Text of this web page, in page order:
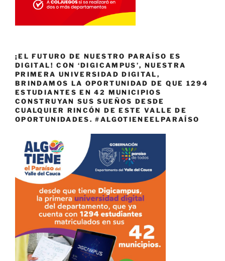
¡EL FUTURO DE NUESTRO PARAÍSO ES
DIGITAL! CON ‘DIGICAMPUS’, NUESTRA
PRIMERA UNIVERSIDAD DIGITAL,
BRINDAMOS LA OPORTUNIDAD DE QUE 1294
ESTUDIANTES EN 42 MUNICIPIOS
CONSTRUYAN SUS SUEÑOS DESDE
CUALQUIER RINCÓN DE ESTE VALLE DE
OPORTUNIDADES. #ALGOTIENEELPARAÍSO